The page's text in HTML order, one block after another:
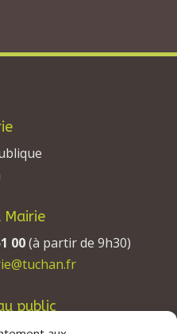
Mairie
00(à partir de 9h30)
public